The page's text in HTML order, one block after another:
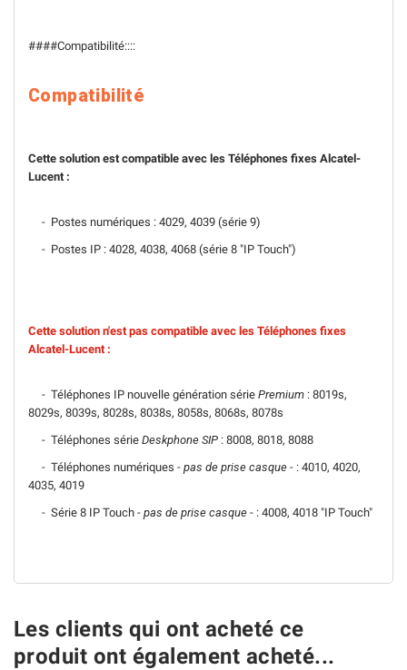
####Compatibilité::::
Compatibilité
Cette solution est compatible avec les Téléphones fixes Alcatel-
Lucent :
- Postes numériques : 4029, 4039 (série 9)
- Postes IP : 4028, 4038, 4068 (série 8 "IP Touch")
Cette solution n'est pas compatible avec les Téléphones fixes
Alcatel-Lucent :
- Téléphones IP nouvelle génération série Premium : 8019s,
8029s, 8039s, 8028s, 8038s, 8058s, 8068s, 8078s
- Téléphones série Deskphone SIP : 8008, 8018, 8088
- Téléphones numériques - pas de prise casque - : 4010, 4020,
4035, 4019
- Série 8 IP Touch - pas de prise casque - : 4008, 4018 "IP Touch"
Les clients qui ont acheté ce
produit ont également acheté...